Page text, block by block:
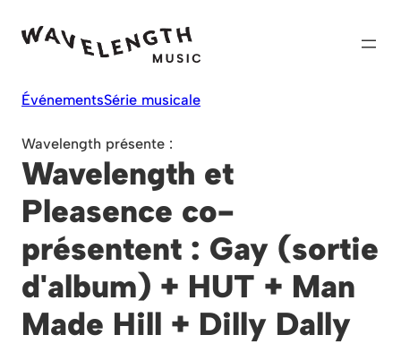
ÉvénementsSérie musicale
Wavelength présente :
Wavelength et
Pleasence co-
présentent : Gay (sortie
d'album) + HUT + Man
Made Hill + Dilly Dally